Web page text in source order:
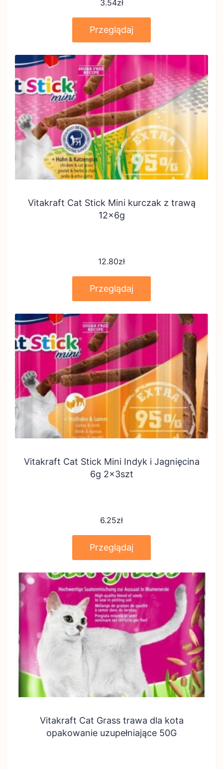
3.54zł
Przeglądaj
Vitakraft Cat Stick Mini kurczak z trawą
12x6g
12.80zł
Przeglądaj
Vitakraft Cat Stick Mini Indyk i Jagnięcina
6g 2x3szt
6.25zł
Przeglądaj
Vitakraft Cat Grass trawa dla kota
opakowanie uzupełniające 50G